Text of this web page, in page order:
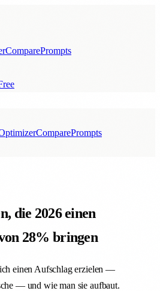
ComparePrompts
ComparePrompts
die 2026 einen
28% bringen
einen Aufschlag erzielen —
— und wie man sie aufbaut.